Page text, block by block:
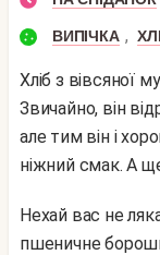
ВИПІЧКА ,
Хліб з вівсяної
Звичайно, він
але тим він і
ніжний смак. А
Нехай вас не лякає консистенція тесту, адже це не
пшеничне